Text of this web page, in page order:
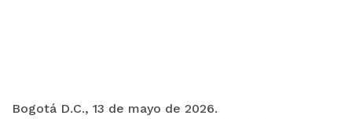
Bogotá D.C., 13 de mayo de 2026.